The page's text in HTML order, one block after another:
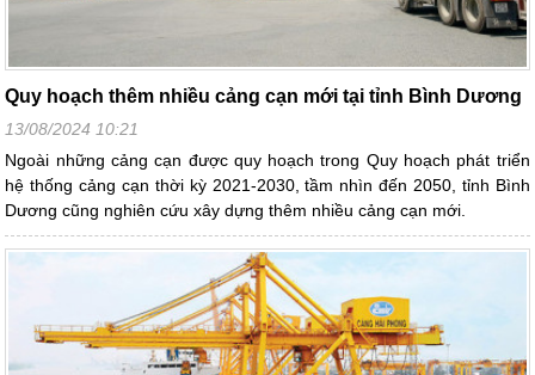
Quy hoạch thêm nhiều cảng cạn mới tại tỉnh Bình Dương
13/08/2024 10:21
Ngoài những cảng cạn được quy hoạch trong Quy hoạch phát triển
hệ thống cảng cạn thời kỳ 2021-2030, tầm nhìn đến 2050, tỉnh Bình
Dương cũng nghiên cứu xây dựng thêm nhiều cảng cạn mới.